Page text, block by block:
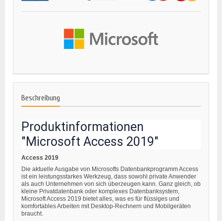
Beschreibung
Produktinformationen
"Microsoft Access 2019"
Access 2019
Die aktuelle Ausgabe von Microsofts Datenbankprogramm Access
ist ein leistungsstarkes Werkzeug, dass sowohl private Anwender
als auch Unternehmen von sich überzeugen kann. Ganz gleich, ob
kleine Privatdatenbank oder komplexes Datenbanksystem,
Microsoft Access 2019 bietet alles, was es für flüssiges und
komfortables Arbeiten mit Desktop-Rechnern und Mobilgeräten
braucht.